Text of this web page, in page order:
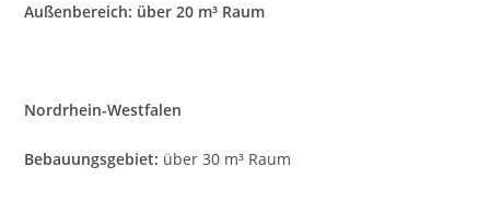
Außenbereich: über 20 m³ Raum
Nordrhein-Westfalen
Bebauungsgebiet: über 30 m³ Raum